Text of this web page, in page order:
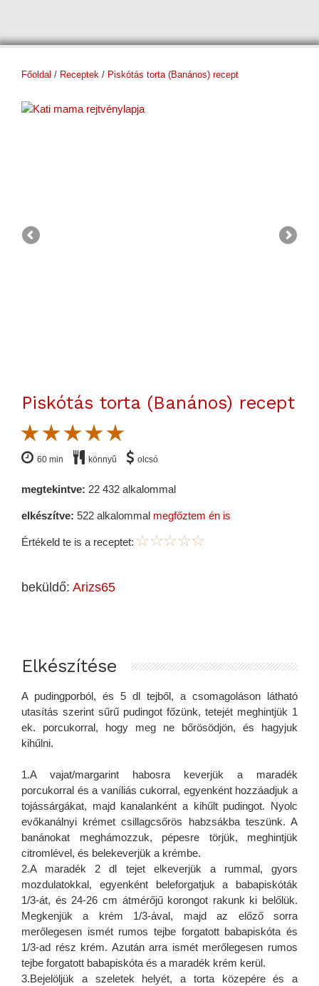
Főoldal / Receptek / Piskótás torta (Banános) recept
Piskótás torta (Banános) recept
60 min könnyû olcsó
megtekintve: 22 432 alkalommal
elkészítve: 522 alkalommal megfőztem én is
Értékeld te is a receptet:
beküldő: Arizs65
Elkészítése
A pudingporból, és 5 dl tejből, a csomagoláson látható
utasítás szerint sűrű pudingot főzünk, tetejét meghintjük 1
ek. porcukorral, hogy meg ne bőrösödjön, és hagyjuk
kihűlni.
1.A vajat/margarint habosra keverjük a maradék
porcukorral és a vaníliás cukorral, egyenként hozzáadjuk a
tojássárgákat, majd kanalanként a kihűlt pudingot. Nyolc
evőkanálnyi krémet csillagcsőrös habzsákba teszünk. A
banánokat meghámozzuk, pépesre törjük, meghintjük
citromlével, és belekeverjük a krémbe.
2.A maradék 2 dl tejet elkeverjük a rummal, gyors
mozdulatokkal, egyenként beleforgatjuk a babapiskóták
1/3-át, és 24-26 cm átmérőjű korongot rakunk ki belőlük.
Megkenjük a krém 1/3-ával, majd az előző sorra
merőlegesen ismét rumos tejbe forgatott babapiskóta és
1/3-ad rész krém. Azután arra ismét merőlegesen rumos
tejbe forgatott babapiskóta és a maradék krém kerül.
3.Bejelöljük a szeletek helyét, a torta közepére és a